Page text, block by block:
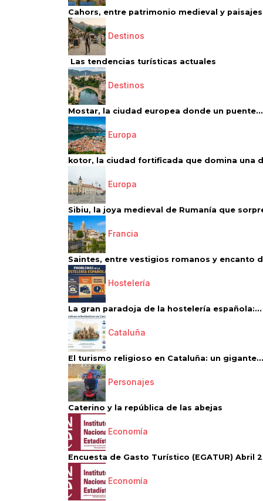
Cahors, entre patrimonio medieval y paisajes
Destinos
Las tendencias turísticas actuales
Destinos
Mostar, la ciudad europea donde un puente...
Europa
kotor, la ciudad fortificada que domina una
Europa
Sibiu, la joya medieval de Rumanía que
Francia
Saintes, entre vestigios romanos y encanto
Hostelería
La gran paradoja de la hostelería española:...
Cataluña
El turismo religioso en Cataluña: un gigante...
Personajes
Caterino y la república de las abejas
Economía
Encuesta de Gasto Turístico (EGATUR) Abril
Economía